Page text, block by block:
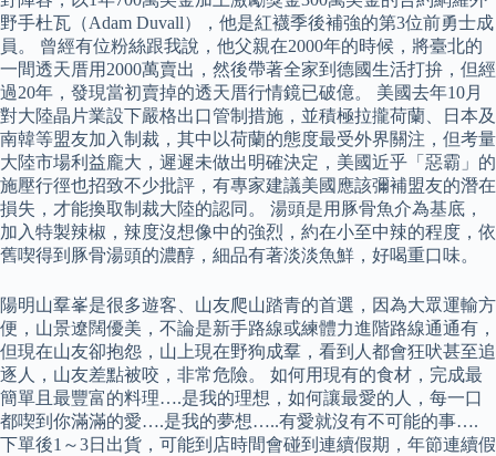
野手杜瓦（Adam Duvall），他是紅襪季後補強的第3位前勇士成
員。 曾經有位粉絲跟我說，他父親在2000年的時候，將臺北的
一間透天厝用2000萬賣出，然後帶著全家到德國生活打拚，但經
過20年，發現當初賣掉的透天厝行情鏡已破億。 美國去年10月
對大陸晶片業設下嚴格出口管制措施，並積極拉攏荷蘭、日本及
南韓等盟友加入制裁，其中以荷蘭的態度最受外界關注，但考量
大陸市場利益龐大，遲遲未做出明確決定，美國近乎「惡霸」的
施壓行徑也招致不少批評，有專家建議美國應該彌補盟友的潛在
損失，才能換取制裁大陸的認同。 湯頭是用豚骨魚介為基底，
加入特製辣椒，辣度沒想像中的強烈，約在小至中辣的程度，依
舊喫得到豚骨湯頭的濃醇，細品有著淡淡魚鮮，好喝重口味。
陽明山羣峯是很多遊客、山友爬山踏青的首選，因為大眾運輸方
便，山景遼闊優美，不論是新手路線或練體力進階路線通通有，
但現在山友卻抱怨，山上現在野狗成羣，看到人都會狂吠甚至追
逐人，山友差點被咬，非常危險。 如何用現有的食材，完成最
簡單且最豐富的料理….是我的理想，如何讓最愛的人，每一口
都喫到你滿滿的愛….是我的夢想…..有愛就沒有不可能的事….
下單後1～3日出貨，可能到店時間會碰到連續假期，年節連續假